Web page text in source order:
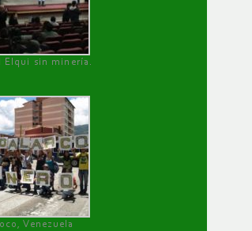
Elqui sin minería.
Venezuela